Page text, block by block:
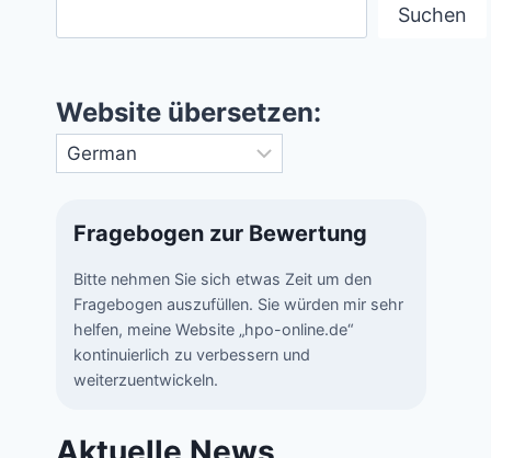
Suchen
Website übersetzen:
Fragebogen zur Bewertung
Bitte nehmen Sie sich etwas Zeit um den
Fragebogen auszufüllen. Sie würden mir sehr
helfen, meine Website „hpo-online.de“
kontinuierlich zu verbessern und
weiterzuentwickeln.